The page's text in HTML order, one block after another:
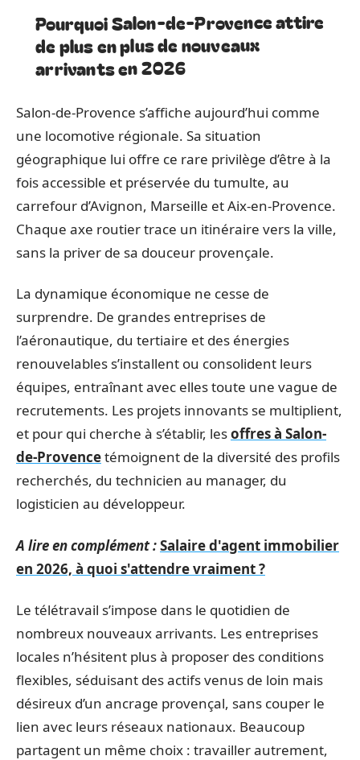
Pourquoi Salon-de-Provence attire
de plus en plus de nouveaux
arrivants en 2026
Salon-de-Provence s’affiche aujourd’hui comme
une locomotive régionale. Sa situation
géographique lui offre ce rare privilège d’être à la
fois accessible et préservée du tumulte, au
carrefour d’Avignon, Marseille et Aix-en-Provence.
Chaque axe routier trace un itinéraire vers la ville,
sans la priver de sa douceur provençale.
La dynamique économique ne cesse de
surprendre. De grandes entreprises de
l’aéronautique, du tertiaire et des énergies
renouvelables s’installent ou consolident leurs
équipes, entraînant avec elles toute une vague de
recrutements. Les projets innovants se multiplient,
et pour qui cherche à s’établir, lesoffres à Salon-
de-Provencetémoignent de la diversité des profils
recherchés, du technicien au manager, du
logisticien au développeur.
A lire en complément :Salaire d'agent immobilier
en 2026, à quoi s'attendre vraiment ?
Le télétravail s’impose dans le quotidien de
nombreux nouveaux arrivants. Les entreprises
locales n’hésitent plus à proposer des conditions
flexibles, séduisant des actifs venus de loin mais
désireux d’un ancrage provençal, sans couper le
lien avec leurs réseaux nationaux. Beaucoup
partagent un même choix : travailler autrement,